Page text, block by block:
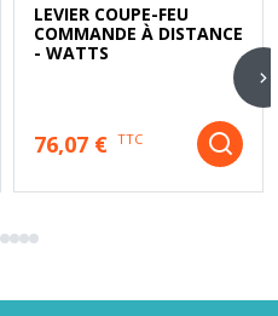
LEVIER COUPE-FEU
COMMANDE À DISTANCE
- WATTS
76,07 € TTC